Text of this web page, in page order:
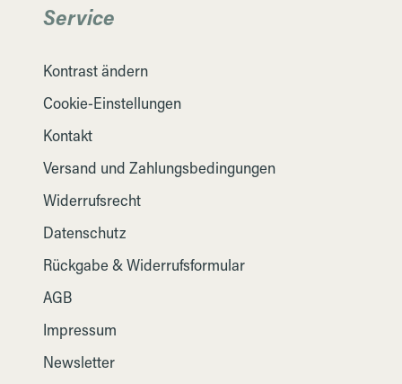
Service
Kontrast ändern
Cookie-Einstellungen
Kontakt
Versand und Zahlungsbedingungen
Widerrufsrecht
Datenschutz
Rückgabe & Widerrufsformular
AGB
Impressum
Newsletter